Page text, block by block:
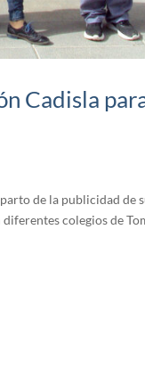
Cadisla
de la publicidad
colegios de